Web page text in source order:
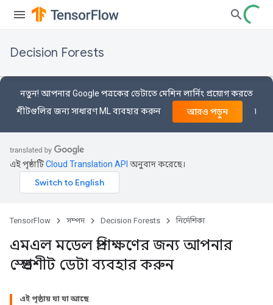
Decision Forests
নতুন! আপনার Google পত্রকের ডেটাতে মেশিন লার্নিং প্রয়োগ করতে
শীটগুলির জন্য সাধারণ ML ব্যবহার করুন
আরও পড়ুন ৷
এই পৃষ্ঠাটিCloud Translation API অনুবাদ করেছে।
TensorFlow সম্পদ Decision Forests নির্দেশিকা
এমএল মডেল প্রশিক্ষণের জন্য আপনার
স্প্রেডশীট ডেটা ব্যবহার করুন
এই পৃষ্ঠায় যা যা আছে